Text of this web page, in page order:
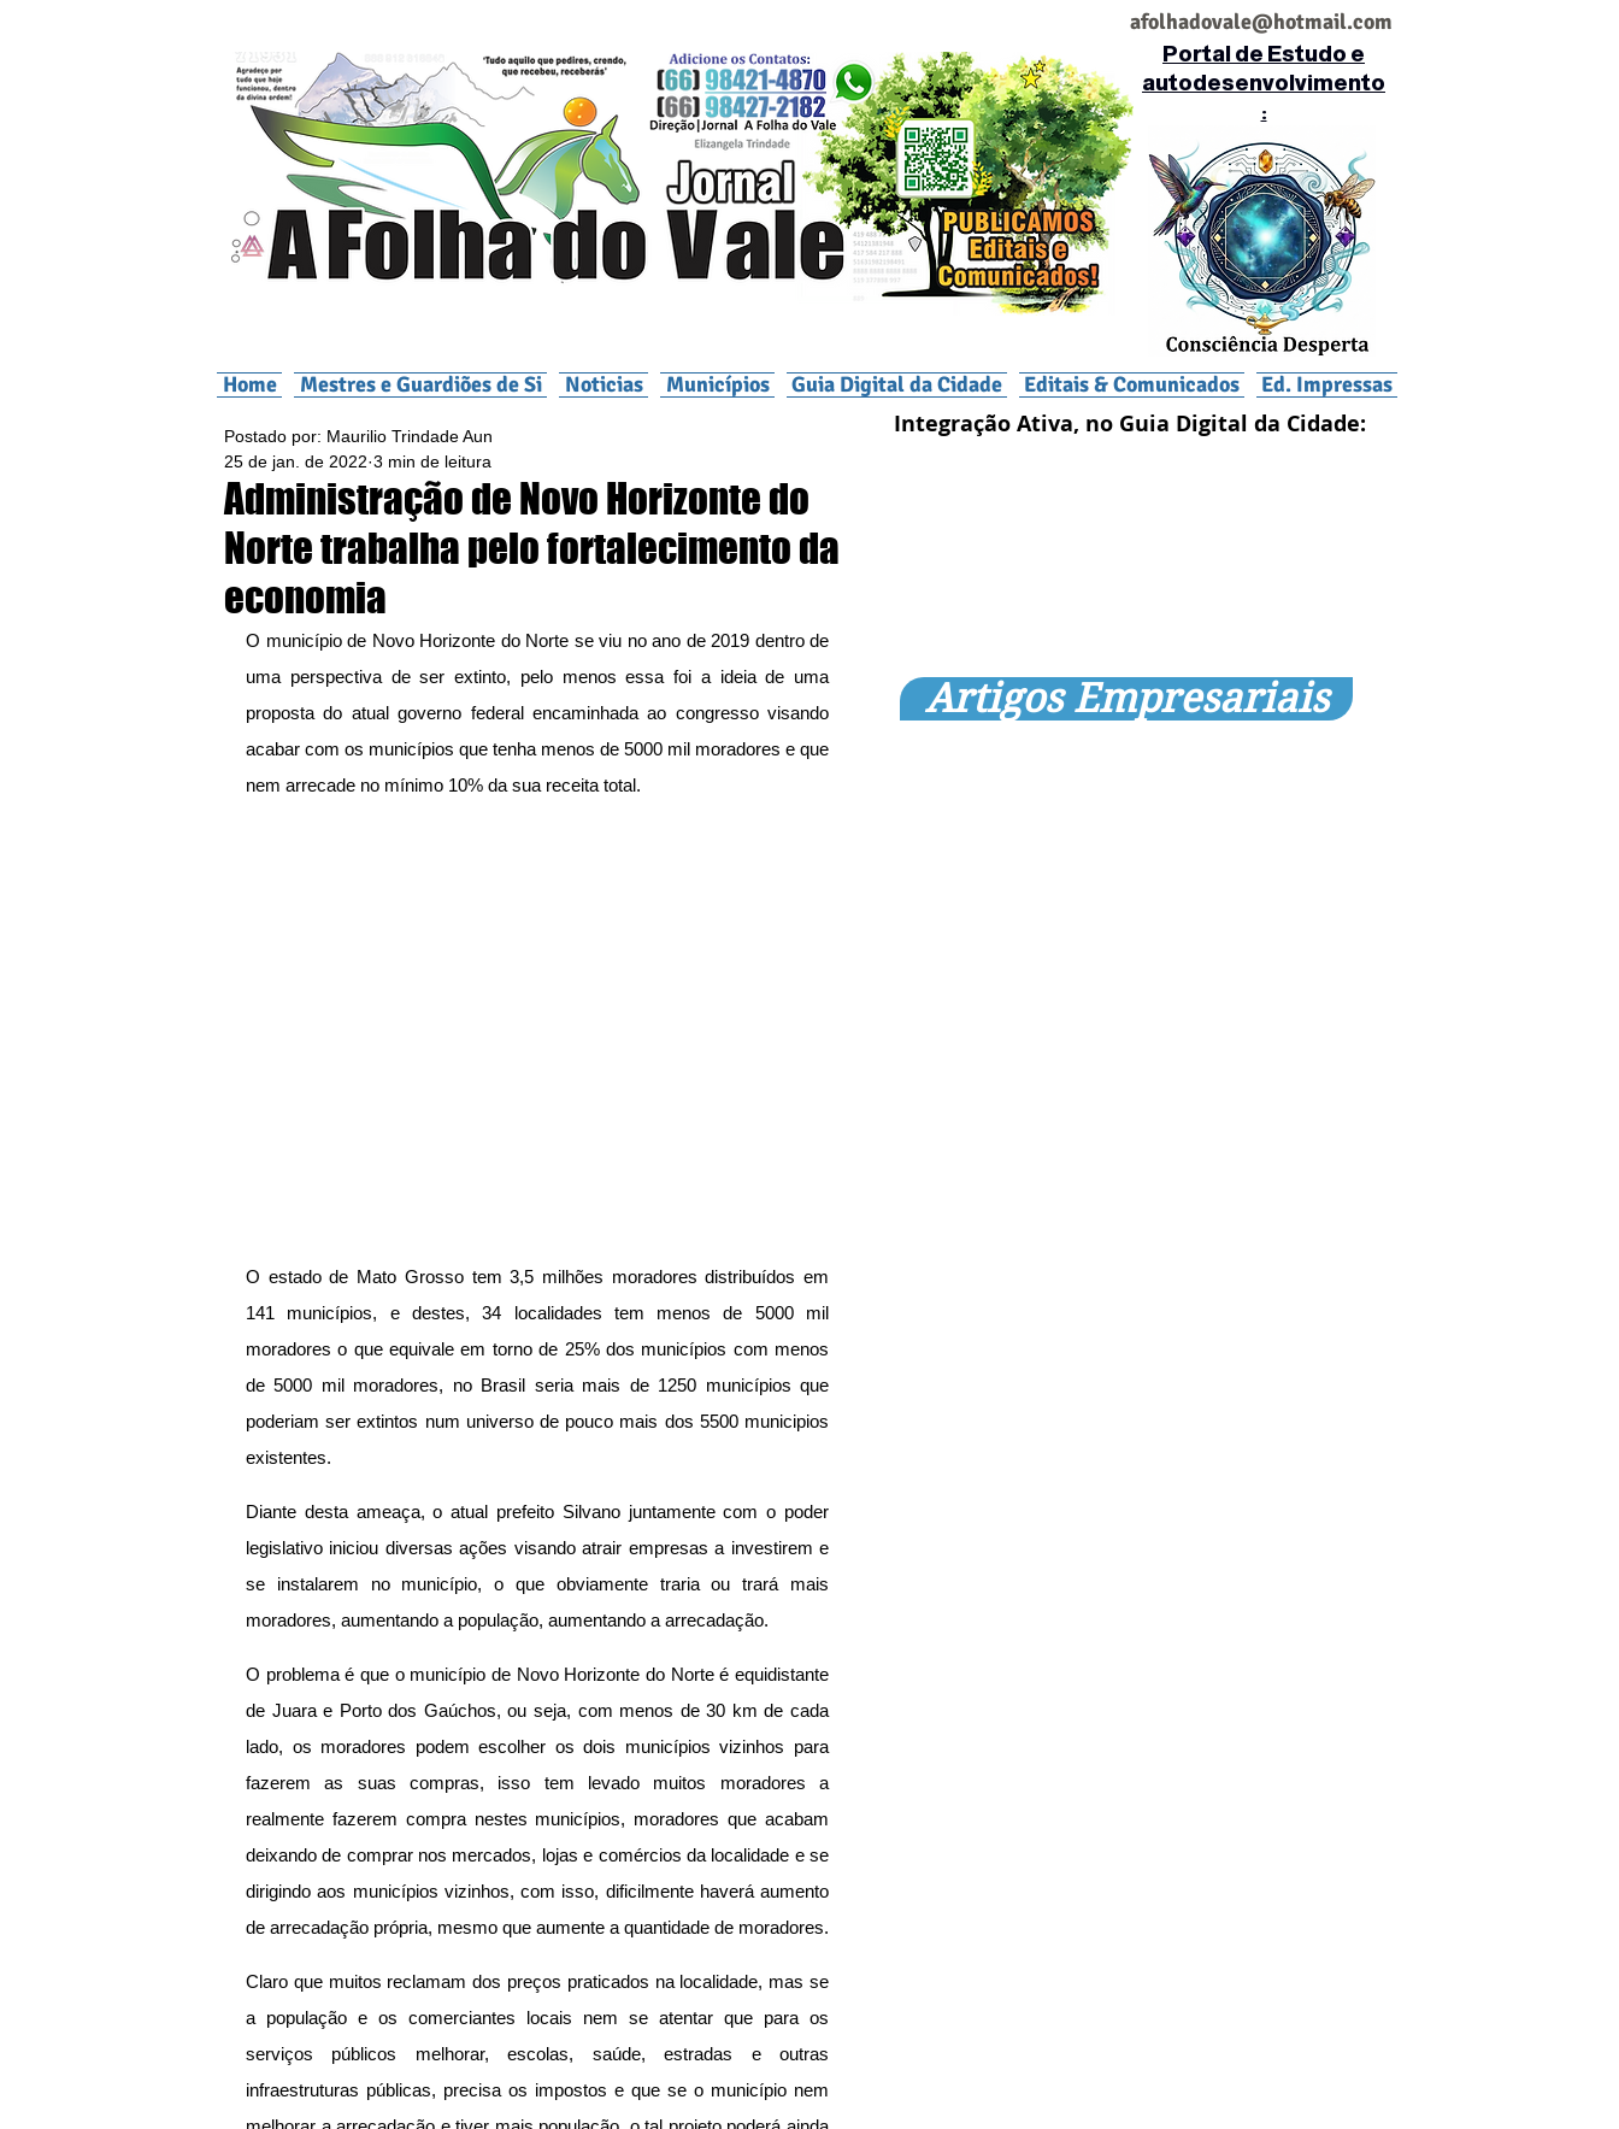
afolhadovale@hotmail.com
Portal de Estudo e
autodesenvolvimento
:
Home Mestres e Guardiões de Si Noticias Municípios Guia Digital da Cidade Editais & Comunicados Ed. Impressas
Administração de Novo Horizonte do
Norte trabalha pelo fortalecimento da
economia
Postado por: Maurilio Trindade Aun
25 de jan. de 2022 3 min de leitura
O município de Novo Horizonte do Norte se viu no ano de 2019 dentro de
uma perspectiva de ser extinto, pelo menos essa foi a ideia de uma
proposta do atual governo federal encaminhada ao congresso visando
acabar com os municípios que tenha menos de 5000 mil moradores e que
nem arrecade no mínimo 10% da sua receita total.
O estado de Mato Grosso tem 3,5 milhões moradores distribuídos em
141 municípios, e destes, 34 localidades tem menos de 5000 mil
moradores o que equivale em torno de 25% dos municípios com menos
de 5000 mil moradores, no Brasil seria mais de 1250 municípios que
poderiam ser extintos num universo de pouco mais dos 5500 municipios
existentes.
Diante desta ameaça, o atual prefeito Silvano juntamente com o poder
legislativo iniciou diversas ações visando atrair empresas a investirem e
se instalarem no município, o que obviamente traria ou trará mais
moradores, aumentando a população, aumentando a arrecadação.
O problema é que o município de Novo Horizonte do Norte é equidistante
de Juara e Porto dos Gaúchos, ou seja, com menos de 30 km de cada
lado, os moradores podem escolher os dois municípios vizinhos para
fazerem as suas compras, isso tem levado muitos moradores a
realmente fazerem compra nestes municípios, moradores que acabam
deixando de comprar nos mercados, lojas e comércios da localidade e se
dirigindo aos municípios vizinhos, com isso, dificilmente haverá aumento
de arrecadação própria, mesmo que aumente a quantidade de moradores.
Claro que muitos reclamam dos preços praticados na localidade, mas se
a população e os comerciantes locais nem se atentar que para os
serviços públicos melhorar, escolas, saúde, estradas e outras
infraestruturas públicas, precisa os impostos e que se o município nem
Integração Ativa, no Guia Digital da Cidade:
Artigos Empresariais